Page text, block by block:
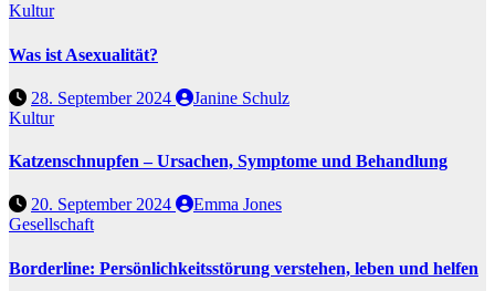
Kultur
Was ist Asexualität?
28. September 2024
Janine Schulz
Kultur
Katzenschnupfen – Ursachen, Symptome und Behandlung
20. September 2024
Emma Jones
Gesellschaft
Borderline: Persönlichkeitsstörung verstehen, leben und helfen